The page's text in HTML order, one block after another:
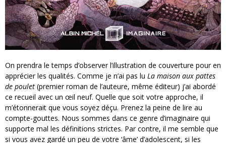
On prendra le temps d’observer l’illustration de couverture pour en
apprécier les qualités. Comme je n’ai pas lu La maison aux pattes
de poulet (premier roman de l’auteure, même éditeur) j’ai abordé
ce recueil avec un œil neuf. Quelle que soit votre approche, il
m’étonnerait que vous soyez déçu. Prenez la peine de lire au
compte-gouttes. Nous sommes dans ce genre d’imaginaire qui
supporte mal les définitions strictes. Par contre, il me semble que
si vous avez gardé un peu de votre ‘âme’ d’adolescent, si les